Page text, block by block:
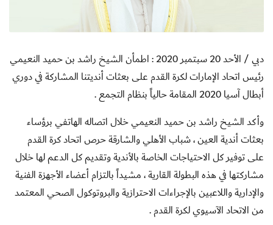
دبي / الأحد 20 سبتمبر 2020 :اطمأن الشيخ راشد بن حميد النعيمي
رئيس اتحاد الإمارات لكرة القدم على بعثات أنديتنا المشاركة في دوري
أبطال آسيا 2020 المقامة حالياً بنظام التجمع .
وأكد الشيخ راشد بن حميد النعيمي خلال اتصاله الهاتفي برؤساء
بعثات أندية العين ، شباب الأهلي والشارقة حرص اتحاد كرة القدم
على توفير كل الاحتياجات الخاصة بالأندية وتقديم كل الدعم لها خلال
مشاركتها في هذه البطولة القارية ، مشيداً بالتزام أعضاء الأجهزة الفنية
والإدارية واللاعبين بالإجراءات الاحترازية والبروتوكول الصحي المعتمد
من الاتحاد الآسيوي لكرة القدم .